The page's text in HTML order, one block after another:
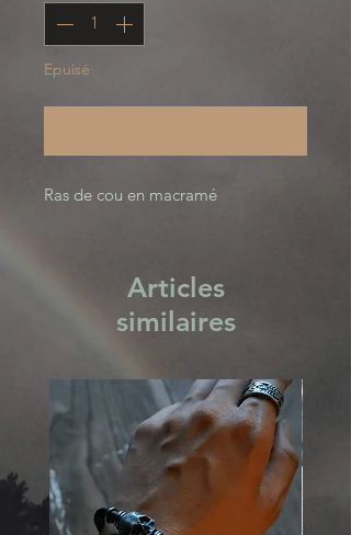
Epuisé
Ras de cou en macramé
Articles
similaires